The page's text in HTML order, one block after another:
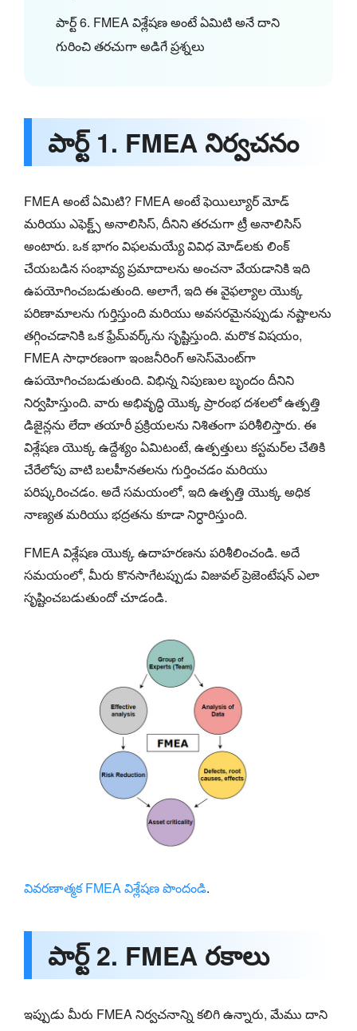
పార్ట్ 6. FMEA విశ్లేషణ అంటే ఏమిటి అనే దాని
గురించి తరచుగా అడిగే ప్రశ్నలు
పార్ట్ 1. FMEA నిర్వచనం
FMEA అంటే ఏమిటి? FMEA అంటే ఫెయిల్యూర్ మోడ్
మరియు ఎఫెక్ట్స్ అనాలిసిస్, దీనిని తరచుగా ట్రీ అనాలిసిస్
అంటారు. ఒక భాగం విఫలమయ్యే వివిధ మోడ్‌లకు లింక్
చేయబడిన సంభావ్య ప్రమాదాలను అంచనా వేయడానికి ఇది
ఉపయోగించబడుతుంది. అలాగే, ఇది ఈ వైఫల్యాల యొక్క
పరిణామాలను గుర్తిస్తుంది మరియు అవసరమైనప్పుడు నష్టాలను
తగ్గించడానికి ఒక ఫ్రేమ్‌వర్క్‌ను సృష్టిస్తుంది. మరొక విషయం,
FMEA సాధారణంగా ఇంజనీరింగ్ అసెస్‌మెంట్‌గా
ఉపయోగించబడుతుంది. విభిన్న నిపుణుల బృందం దీనిని
నిర్వహిస్తుంది. వారు అభివృద్ధి యొక్క ప్రారంభ దశలలో ఉత్పత్తి
డిజైన్లను లేదా తయారీ ప్రక్రియలను నిశితంగా పరిశీలిస్తారు. ఈ
విశ్లేషణ యొక్క ఉద్దేశ్యం ఏమిటంటే, ఉత్పత్తులు కస్టమర్‌ల చేతికి
చేరేలోపు వాటి బలహీనతలను గుర్తించడం మరియు
పరిష్కరించడం. అదే సమయంలో, ఇది ఉత్పత్తి యొక్క అధిక
నాణ్యత మరియు భద్రతను కూడా నిర్ధారిస్తుంది.
FMEA విశ్లేషణ యొక్క ఉదాహరణను పరిశీలించండి. అదే
సమయంలో, మీరు కొనసాగేటప్పుడు విజువల్ ప్రెజెంటేషన్ ఎలా
సృష్టించబడుతుందో చూడండి.
వివరణాత్మక FMEA విశ్లేషణ పొందండి.
పార్ట్ 2. FMEA రకాలు
ఇప్పుడు మీరు FMEA నిర్వచనాన్ని కలిగి ఉన్నారు, మేము దాని